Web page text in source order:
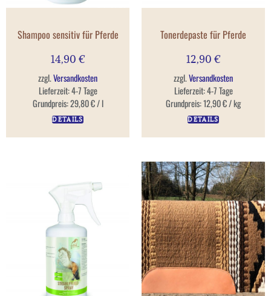
Shampoo sensitiv für Pferde
14,90 €
zzgl.Versandkosten
Lieferzeit:4-7 Tage
Grundpreis:29,80€/l
DETAILS
Tonerdepaste für Pferde
12,90 €
zzgl.Versandkosten
Lieferzeit:4-7 Tage
Grundpreis:12,90€/kg
DETAILS